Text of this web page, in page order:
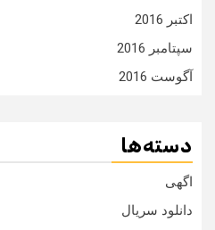
اکتبر 2016
سپتامبر 2016
آگوست 2016
دسته‌ها
اگهی
دانلود سریال